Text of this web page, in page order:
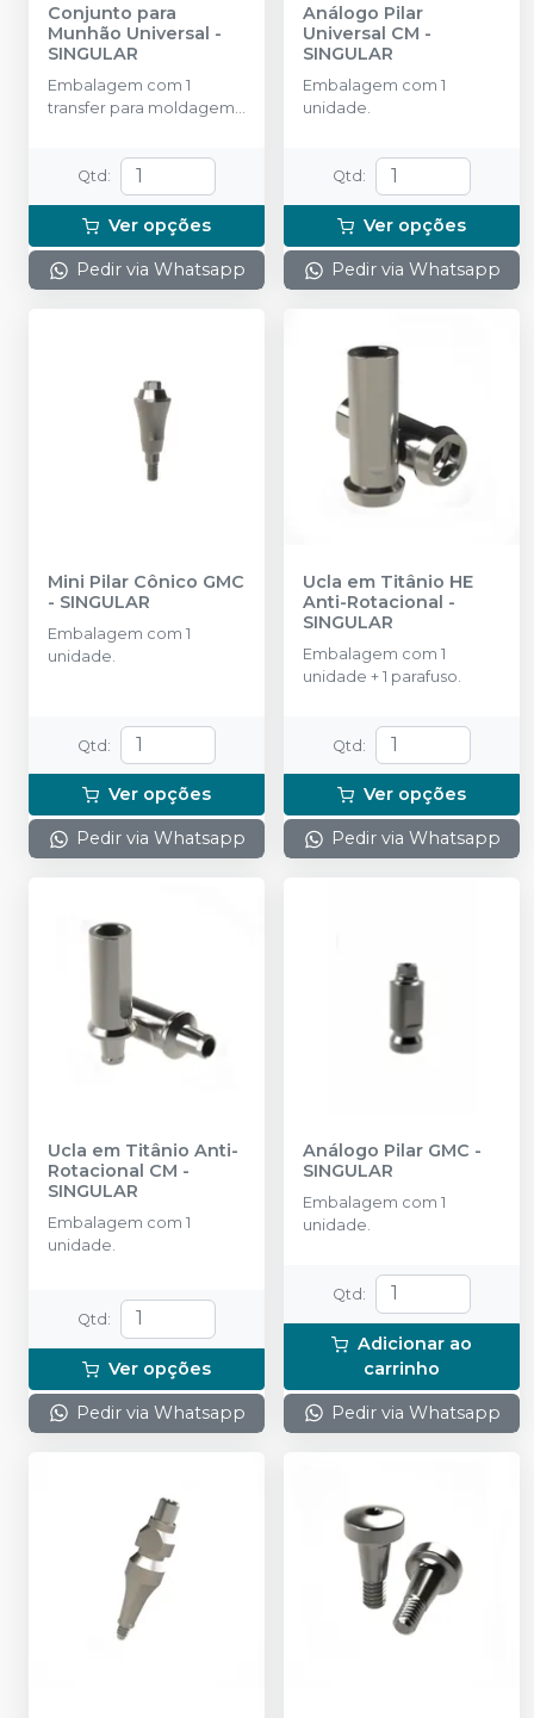
Conjunto para
Munhão Universal -
SINGULAR
Embalagem com 1
transfer para moldagem
Qtd :
Ver opções
Pedir via Whatsapp
Análogo Pilar
Universal CM -
SINGULAR
Embalagem com 1
unidade.
Qtd :
Ver opções
Pedir via Whatsapp
Mini Pilar Cônico GMC
- SINGULAR
Embalagem com 1
unidade.
Qtd:
Ver opções
Pedir via Whatsapp
Ucla em Titânio HE
Anti-Rotacional -
SINGULAR
Embalagem com 1
unidade + 1 parafuso.
Qtd:
Ver opções
Pedir via Whatsapp
Ucla em Titânio Anti-
Rotacional CM -
SINGULAR
Embalagem com 1
unidade.
Qtd :
Ver opções
Pedir via Whatsapp
Análogo Pilar GMC -
SINGULAR
Embalagem com 1
unidade.
Qtd :
Adicionar ao
carrinho
Pedir via Whatsapp